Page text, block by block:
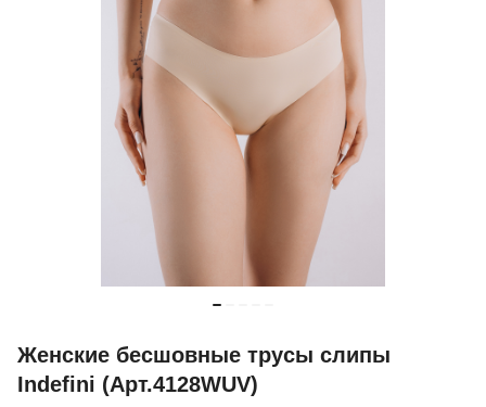
Женские бесшовные трусы слипы
Indefini (Арт.4128WUV)